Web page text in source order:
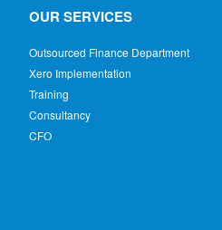
OUR SERVICES
Outsourced Finance Department
Xero Implementation
Training
Consultancy
CFO